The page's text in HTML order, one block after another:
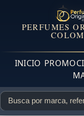
PERFUMES
INICIO